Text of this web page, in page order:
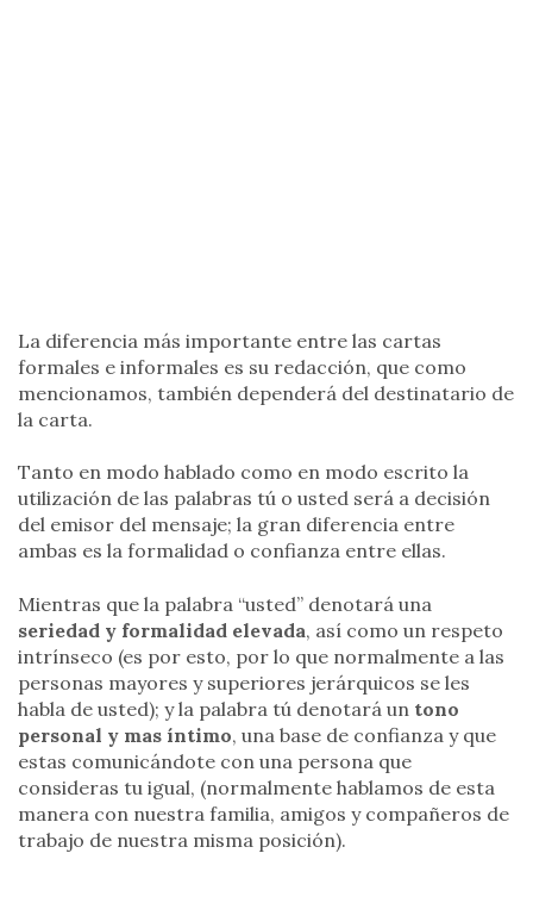
La diferencia más importante entre las cartas
formales e informales es su redacción, que como
mencionamos, también dependerá del destinatario de
la carta.
Tanto en modo hablado como en modo escrito la
utilización de las palabras tú o usted será a decisión
del emisor del mensaje; la gran diferencia entre
ambas es la formalidad o confianza entre ellas.
Mientras que la palabra “usted” denotará una
seriedad y formalidad elevada, así como un respeto
intrínseco (es por esto, por lo que normalmente a las
personas mayores y superiores jerárquicos se les
habla de usted); y la palabra tú denotará un tono
personal y mas íntimo, una base de confianza y que
estas comunicándote con una persona que
consideras tu igual, (normalmente hablamos de esta
manera con nuestra familia, amigos y compañeros de
trabajo de nuestra misma posición).